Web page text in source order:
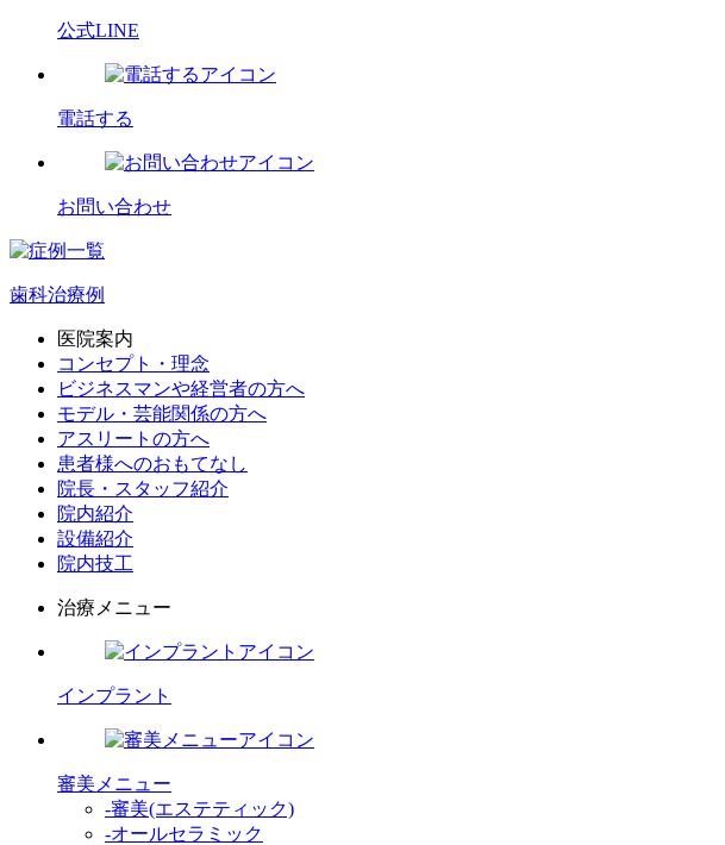
公式LINE
電話する
お問い合わせ
歯科治療例
医院案内
コンセプト・理念
ビジネスマンや経営者の方へ
モデル・芸能関係の方へ
アスリートの方へ
患者様へのおもてなし
院長・スタッフ紹介
院内紹介
設備紹介
院内技工
治療メニュー
インプラント
審美メニュー
-審美(エステティック)
-オールセラミック